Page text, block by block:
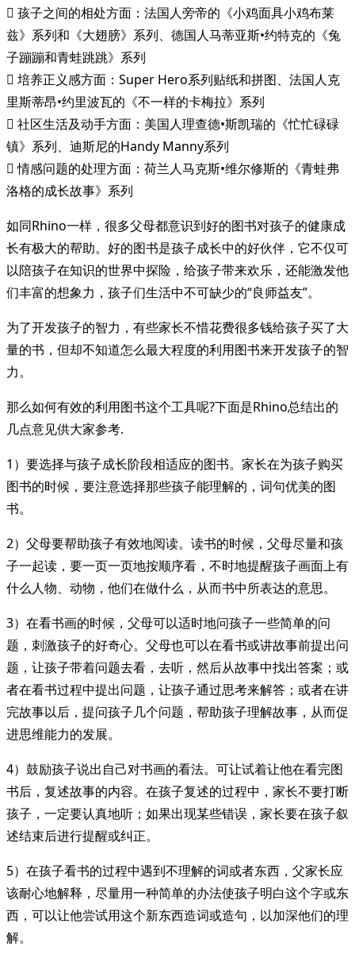
 孩子之间的相处方面：法国人旁帝的《小鸡面具小鸡布莱
兹》系列和《大翅膀》系列、德国人马蒂亚斯•约特克的《兔
子蹦蹦和青蛙跳跳》系列
 培养正义感方面：Super Hero系列贴纸和拼图、法国人克
里斯蒂昂•约里波瓦的《不一样的卡梅拉》系列
 社区生活及动手方面：美国人理查德•斯凯瑞的《忙忙碌碌
镇》系列、迪斯尼的Handy Manny系列
 情感问题的处理方面：荷兰人马克斯•维尔修斯的《青蛙弗
洛格的成长故事》系列
如同Rhino一样，很多父母都意识到好的图书对孩子的健康成
长有极大的帮助。好的图书是孩子成长中的好伙伴，它不仅可
以陪孩子在知识的世界中探险，给孩子带来欢乐，还能激发他
们丰富的想象力，孩子们生活中不可缺少的“良师益友”。
为了开发孩子的智力，有些家长不惜花费很多钱给孩子买了大
量的书，但却不知道怎么最大程度的利用图书来开发孩子的智
力。
那么如何有效的利用图书这个工具呢?下面是Rhino总结出的
几点意见供大家参考.
1）要选择与孩子成长阶段相适应的图书。家长在为孩子购买
图书的时候，要注意选择那些孩子能理解的，词句优美的图
书。
2）父母要帮助孩子有效地阅读。读书的时候，父母尽量和孩
子一起读，要一页一页地按顺序看，不时地提醒孩子画面上有
什么人物、动物，他们在做什么，从而书中所表达的意思。
3）在看书画的时候，父母可以适时地问孩子一些简单的问
题，刺激孩子的好奇心。父母也可以在看书或讲故事前提出问
题，让孩子带着问题去看，去听，然后从故事中找出答案；或
者在看书过程中提出问题，让孩子通过思考来解答；或者在讲
完故事以后，提问孩子几个问题，帮助孩子理解故事，从而促
进思维能力的发展。
4）鼓励孩子说出自己对书画的看法。可让试着让他在看完图
书后，复述故事的内容。在孩子复述的过程中，家长不要打断
孩子，一定要认真地听；如果出现某些错误，家长要在孩子叙
述结束后进行提醒或纠正。
5）在孩子看书的过程中遇到不理解的词或者东西，父家长应
该耐心地解释，尽量用一种简单的办法使孩子明白这个字或东
西，可以让他尝试用这个新东西造词或造句，以加深他们的理
解。